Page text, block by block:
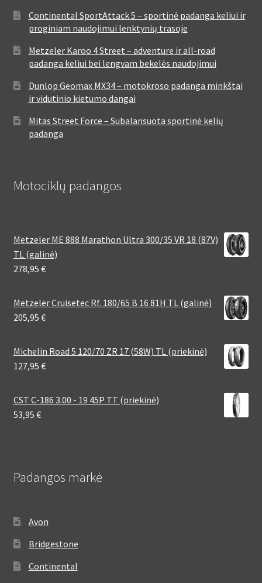
Continental SportAttack 5 – sportinė padanga keliui ir
proginiam naudojimui lenktynių trasoje
Metzeler Karoo 4 Street – adventure ir all-road
padanga keliui bei lengvam bekelės naudojimui
Dunlop Geomax MX34 – motokroso padanga minkštai
ir vidutinio kietumo dangai
Mitas Street Force – Subalansuota sportinė kelių
padanga
Motociklų padangos
Metzeler ME 888 Marathon Ultra 300/35 VR 18 (87V)
TL (galinė)
278,95 €
Metzeler Cruisetec Rf. 180/65 B 16 81H TL (galinė)
205,95 €
Michelin Road 5 120/70 ZR 17 (58W) TL (priekinė)
127,95 €
CST C-186 3.00 - 19 45P TT (priekinė)
53,95 €
Padangos markė
Avon
Bridgestone
Continental